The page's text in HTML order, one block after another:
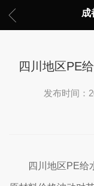
成
四川地区PE
发布时间：
四川地区PE给